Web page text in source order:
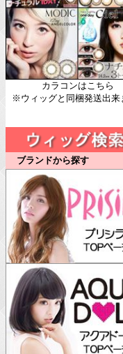
カラコンはこちら
※ウィッグと同梱発送出来
ブランドから探す